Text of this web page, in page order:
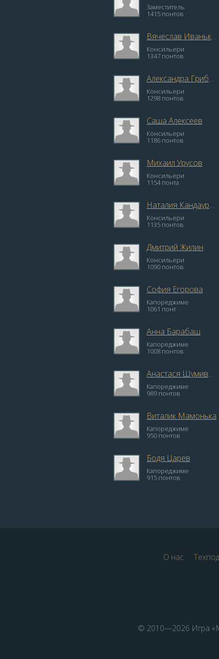
Заместитель
1415 понтов
Вячеслав Иваньков
Консильери
1347 понтов
Александра Грибкова
Консильери
1298 понтов
Саша Алексеев
Консильери
1186 понтов
Михаил Урусов
Консильери
1154 понта
Наталия Кандаурова
Консильери
1135 понтов
Дмитрий Жилин
Консильери
1090 понтов
София Егорова
Капореджиме
1061 понт
Анна Барабаш
Капореджиме
1008 понтов
Анастася Шумивода
Капореджиме
989 понтов
Виталик Мамонька
Капореджиме
950 понтов
Бодя Царев
Капореджиме
915 понтов
О нас
© 2010—2026 Игра